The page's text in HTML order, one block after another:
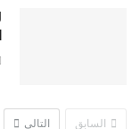
السابق التالي